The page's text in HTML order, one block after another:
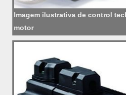
Imagem ilustrativa de control
motor